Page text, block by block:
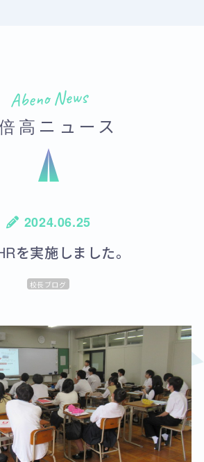
Abeno News
高ニュース
2024.06.25
を実施しました。
校長ブログ